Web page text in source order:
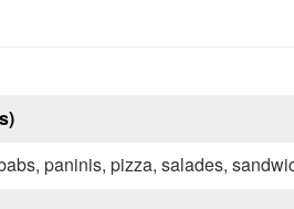
paninis, pizza, salades,